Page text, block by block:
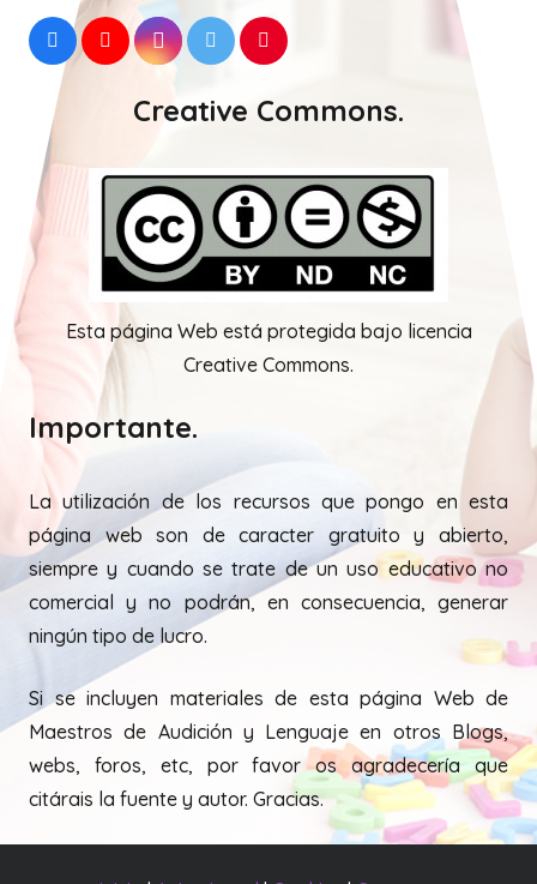
Creative Commons.
Esta página Web está protegida bajo licencia
Creative Commons.
Importante.
La utilización de los recursos que pongo en esta
página web son de caracter gratuito y abierto,
siempre y cuando se trate de un uso educativo no
comercial y no podrán, en consecuencia, generar
ningún tipo de lucro.
Si se incluyen materiales de esta página Web de
Maestros de Audición y Lenguaje en otros Blogs,
webs, foros, etc, por favor os agradecería que
citárais la fuente y autor. Gracias.